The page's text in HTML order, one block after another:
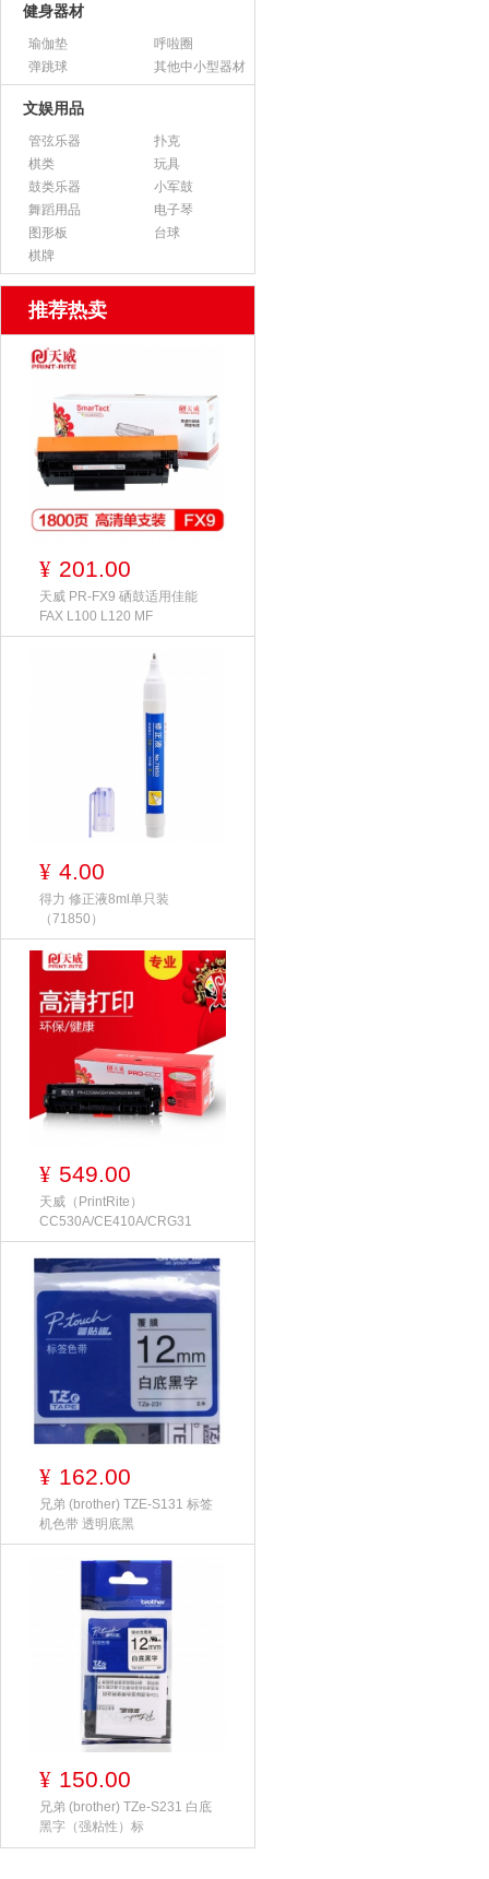
健身器材
瑜伽垫
呼啦圈
弹跳球
其他中小型器材
文娱用品
管弦乐器
扑克
棋类
玩具
鼓类乐器
小军鼓
舞蹈用品
电子琴
图形板
台球
棋牌
推荐热卖
¥ 201.00
天威 PR-FX9 硒鼓适用佳能
FAX L100 L120 MF
¥ 4.00
得力 修正液8ml单只装
（71850）
¥ 549.00
天威（PrintRite）
CC530A/CE410A/CRG31
¥ 162.00
兄弟 (brother) TZE-S131 标签
机色带 透明底黑
¥ 150.00
兄弟 (brother) TZe-S231 白底
黑字（强粘性）标